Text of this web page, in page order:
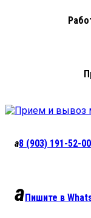
a8 (903) 191-52-00
a Пишите в